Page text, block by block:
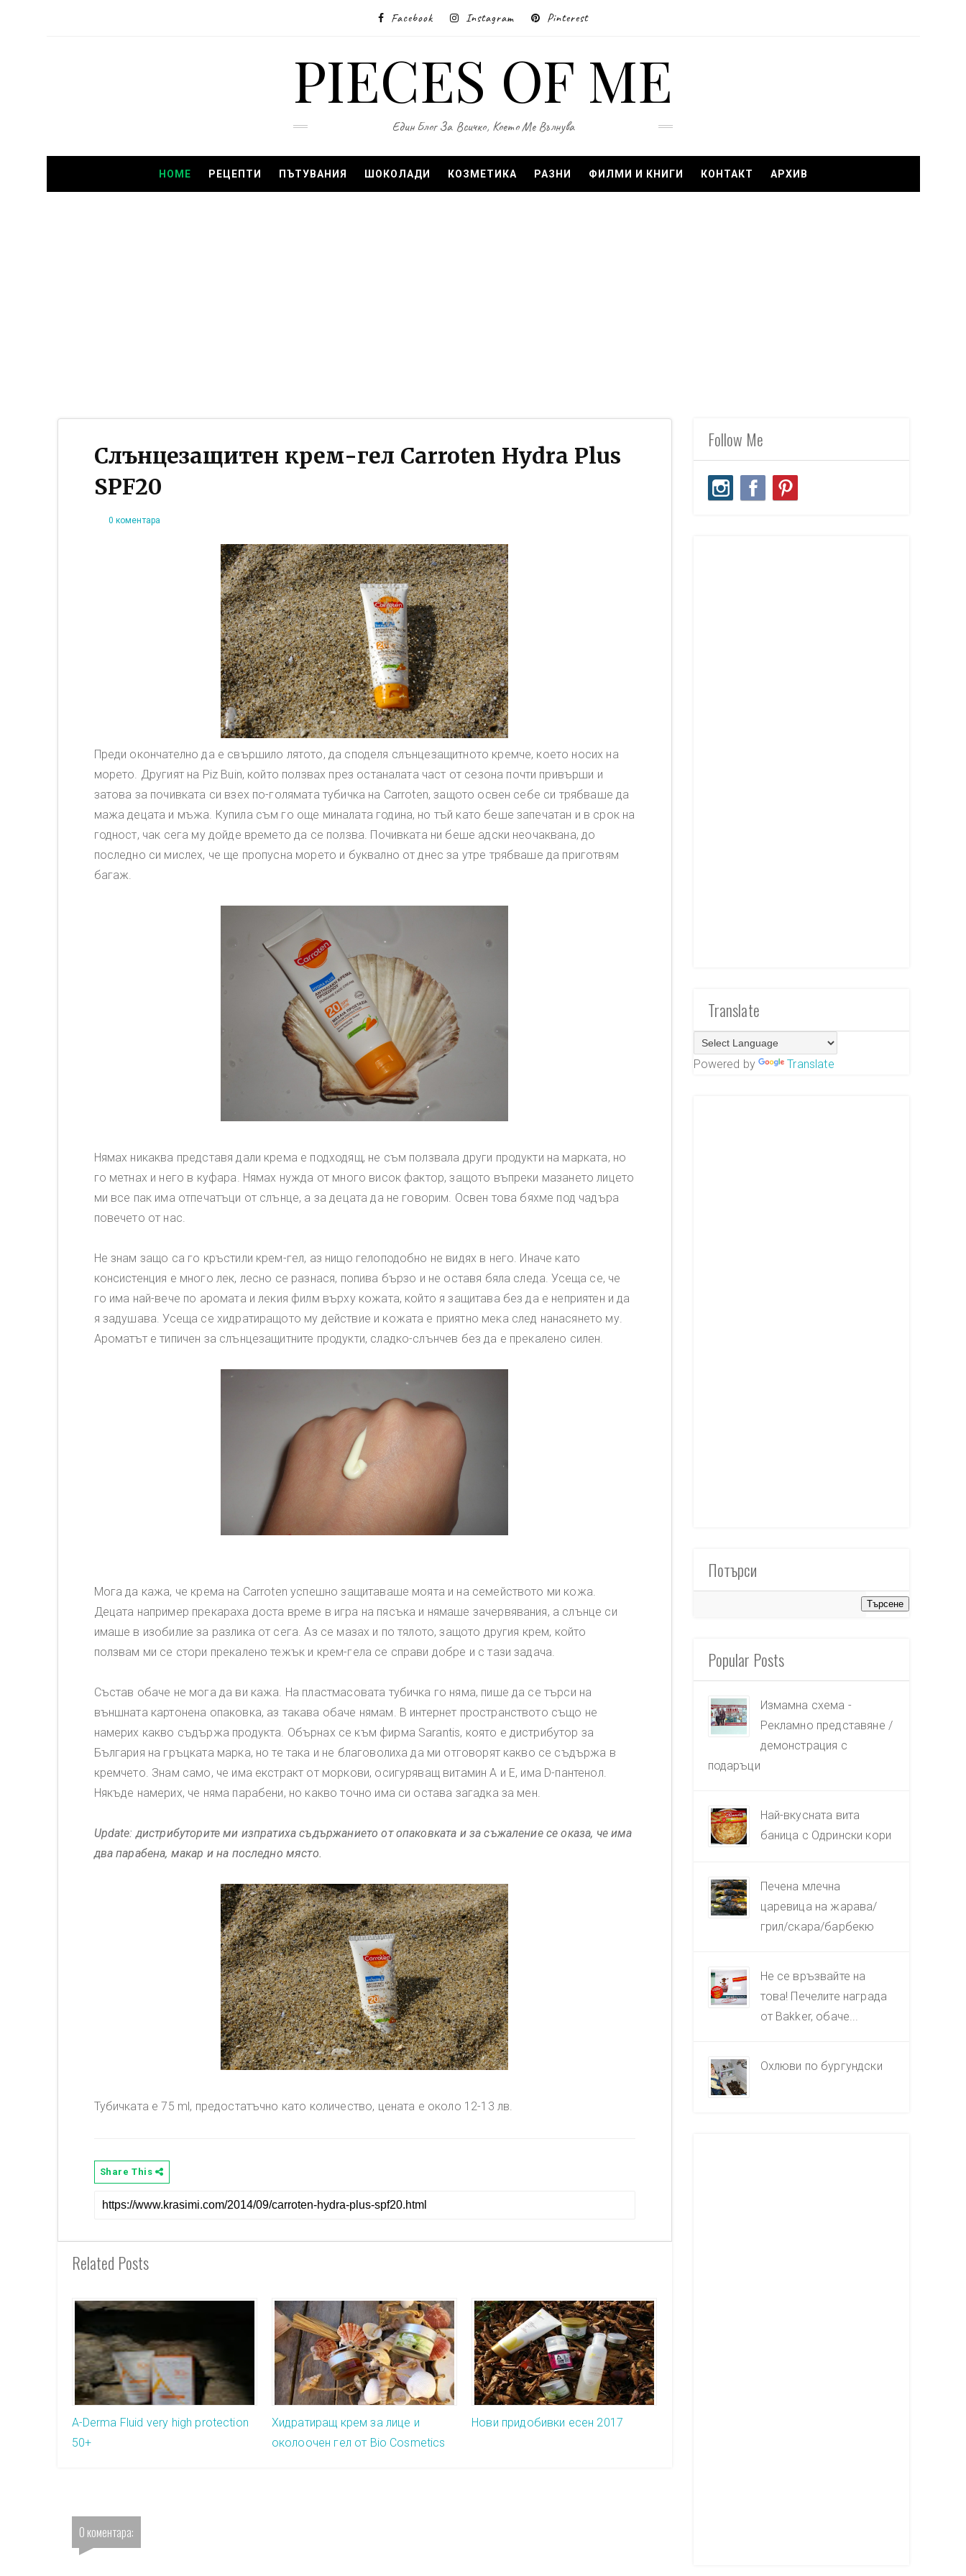
Facebook Instagram Pinterest
PIECES OF ME
Един Блог За Всичко, Което Ме Вълнува
HOME РЕЦЕПТИ ПЪТУВАНИЯ ШОКОЛАДИ КОЗМЕТИКА РАЗНИ ФИЛМИ И КНИГИ КОНТАКТ АРХИВ
Слънцезащитен крем-гел Carroten Hydra Plus
SPF20
0 коментара
Преди окончателно да е свършило лятото, да споделя слънцезащитното кремче, което носих на
морето. Другият на Piz Buin, който ползвах през останалата част от сезона почти привърши и
затова за почивката си взех по-голямата тубичка на Carroten, защото освен себе си трябваше да
мажа децата и мъжа. Купила съм го още миналата година, но тъй като беше запечатан и в срок на
годност, чак сега му дойде времето да се ползва. Почивката ни беше адски неочаквана, до
последно си мислех, че ще пропусна морето и буквално от днес за утре трябваше да приготвям
багаж.
Нямах никаква представя дали крема е подходящ, не съм ползвала други продукти на марката, но
го метнах и него в куфара. Нямах нужда от много висок фактор, защото въпреки мазането лицето
ми все пак има отпечатъци от слънце, а за децата да не говорим. Освен това бяхме под чадъра
повечето от нас.
Не знам защо са го кръстили крем-гел, аз нищо гелоподобно не видях в него. Иначе като
консистенция е много лек, лесно се разнася, попива бързо и не оставя бяла следа. Усеща се, че
го има най-вече по аромата и лекия филм върху кожата, който я защитава без да е неприятен и да
я задушава. Усеща се хидратиращото му действие и кожата е приятно мека след нанасянето му.
Ароматът е типичен за слънцезащитните продукти, сладко-слънчев без да е прекалено силен.
Мога да кажа, че крема на Carroten успешно защитаваше моята и на семейството ми кожа.
Децата например прекараха доста време в игра на пясъка и нямаше зачервявания, а слънце си
имаше в изобилие за разлика от сега. Аз се мазах и по тялото, защото другия крем, който
ползвам ми се стори прекалено тежък и крем-гела се справи добре и с тази задача.
Състав обаче не мога да ви кажа. На пластмасовата тубичка го няма, пише да се търси на
външната картонена опаковка, аз такава обаче нямам. В интернет пространството също не
намерих какво съдържа продукта. Обърнах се към фирма Sarantis, която е дистрибутор за
България на гръцката марка, но те така и не благоволиха да ми отговорят какво се съдържа в
кремчето. Знам само, че има екстракт от моркови, осигуряващ витамин А и Е, има D-пантенол.
Някъде намерих, че няма парабени, но какво точно има си остава загадка за мен.
Update: дистрибуторите ми изпратиха съдържанието от опаковката и за съжаление се оказа, че има
два парабена, макар и на последно място.
Тубичката е 75 ml, предостатъчно като количество, цената е около 12-13 лв.
Share This
Related Posts
A-Derma Fluid very high protection
50+
Хидратиращ крем за лице и
околоочен гел от Bio Cosmetics
Нови придобивки есен 2017
0 коментара:
Follow Me
Translate
Powered by Translate
Потърси
Popular Posts
Измамна схема -
Рекламно представяне /
демонстрация с
подаръци
Най-вкусната вита
баница с Одрински кори
Печена млечна
царевица на жарава/
грил/скара/барбекю
Не се връзвайте на
това! Печелите награда
от Bakker, обаче...
Охлюви по бургундски